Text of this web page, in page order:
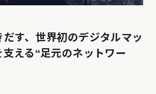
す、世界初のデジタルマッ
える“足元のネットワー